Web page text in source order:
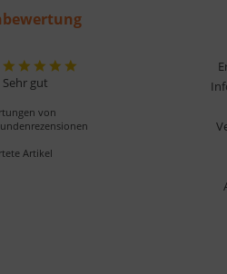
Sehr gut
von
Artikel